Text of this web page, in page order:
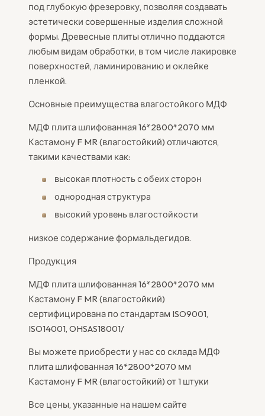
под глубокую фрезеровку, позволяя создавать
эстетически совершенные изделия сложной
формы. Древесные плиты отлично поддаются
любым видам обработки, в том числе лакировке
поверхностей, ламинированию и оклейке
пленкой.
Основные преимущества влагостойкого МДФ
МДФ плита шлифованная 16*2800*2070 мм
Кастамону F MR (влагостойкий) отличаются,
такими качествами как:
высокая плотность с обеих сторон
однородная структура
высокий уровень влагостойкости
низкое содержание формальдегидов.
Продукция
МДФ плита шлифованная 16*2800*2070 мм
Кастамону F MR (влагостойкий)
сертифицирована по стандартам ISO9001,
ISO14001, OHSAS18001/
Вы можете приобрести у нас со склада МДФ
плита шлифованная 16*2800*2070 мм
Кастамону F MR (влагостойкий) от 1 штуки
Все цены, указанные на нашем сайте